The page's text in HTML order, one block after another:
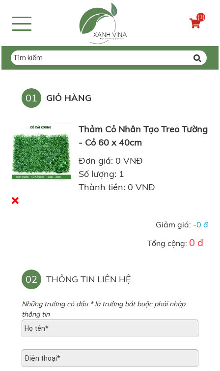
(1)
01 GIỎ HÀNG
Thảm Cỏ Nhân Tạo Treo Tường
- Cỏ 60 x 40cm
Đơn giá: 0 VNĐ
Số lượng: 1
Thành tiền: 0 VNĐ
Giảm giá: -0 đ
Tổng cộng: 0 đ
02 THÔNG TIN LIÊN HỆ
Những trường có dấu * là trường bắt buộc phải nhập
thông tin